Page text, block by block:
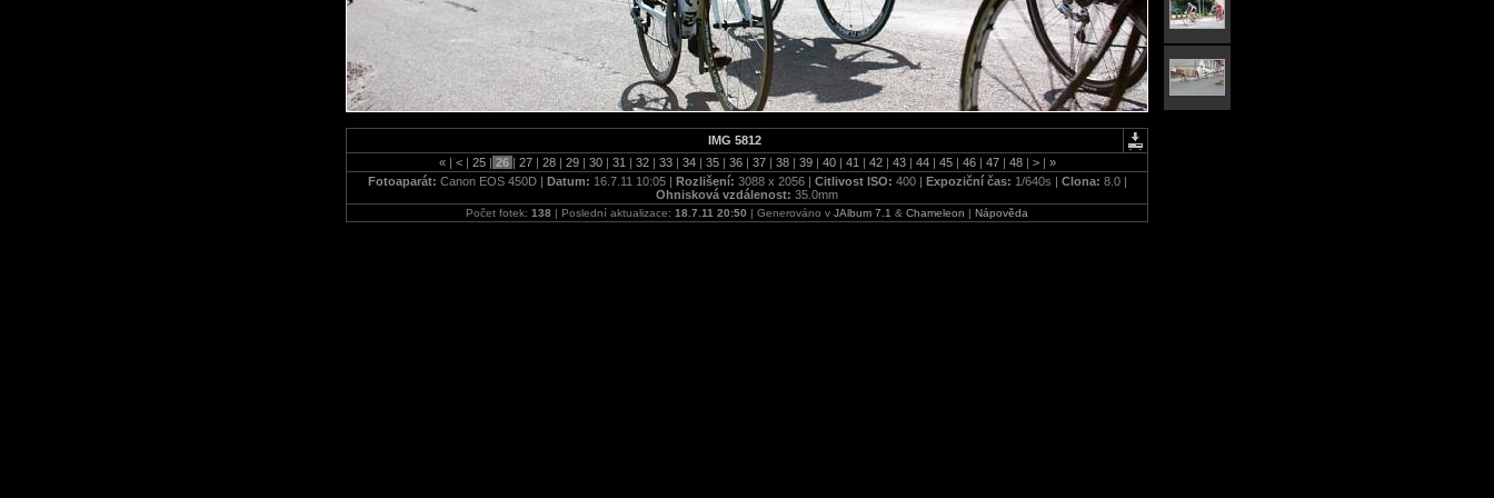
IMG 5812
« | < | 25 | 26 | 27 | 28 | 29 | 30 | 31 | 32 | 33 | 34 | 35 | 36 | 37 | 38 | 39 | 40 | 41 | 42 | 43 | 44 | 45 | 46 | 47 | 48 | > | »
Fotoaparát: Canon EOS 450D | Datum: 16.7.11 10:05 | Rozlišení: 3088 x 2056 | Citlivost ISO: 400 | Expoziční čas: 1/640s | Clona: 8.0 |
Ohnisková vzdálenost: 35.0mm
Počet fotek: 138 | Poslední aktualizace: 18.7.11 20:50 | Generováno v JAlbum 7.1 & Chameleon | Nápověda